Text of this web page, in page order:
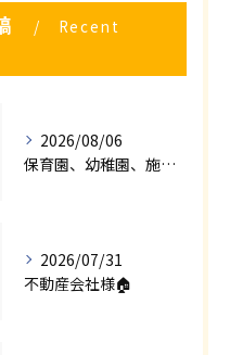
Recent
2026/08/06
保育園、幼稚園、施設様！！内装リフォームでお悩み事はございませんか？
2026/07/31
不動産会社様🏠